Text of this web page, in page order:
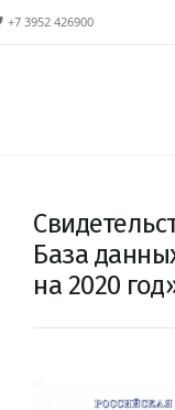
+7 3952 426900
База
на 2020